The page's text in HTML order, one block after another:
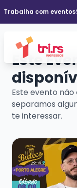
Trabalha com
Este
Este evento
separamos
te interessar.
Veja mais sobre